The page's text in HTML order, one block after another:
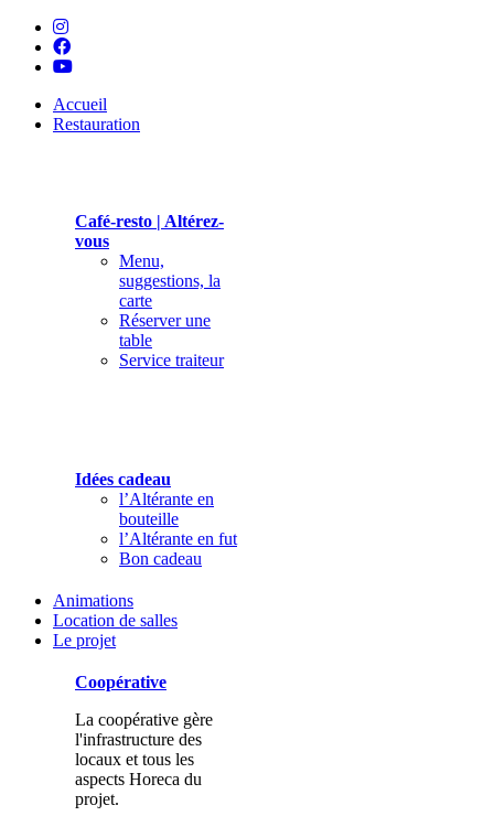
Accueil
Restauration
Café-resto | Altérez-
vous
Menu,
suggestions, la
carte
Réserver une
table
Service traiteur
Idées cadeau
l’Altérante en
bouteille
l’Altérante en fut
Bon cadeau
Animations
Location de salles
Le projet
Coopérative
La coopérative gère
l'infrastructure des
locaux et tous les
aspects Horeca du
projet.